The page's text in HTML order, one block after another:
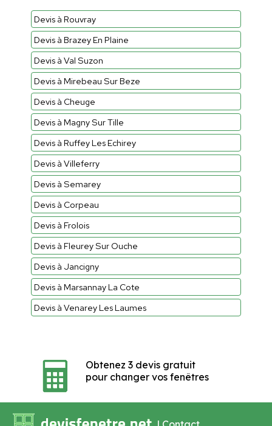
Devis à Rouvray
Devis à Brazey En Plaine
Devis à Val Suzon
Devis à Mirebeau Sur Beze
Devis à Cheuge
Devis à Magny Sur Tille
Devis à Ruffey Les Echirey
Devis à Villeferry
Devis à Semarey
Devis à Corpeau
Devis à Frolois
Devis à Fleurey Sur Ouche
Devis à Jancigny
Devis à Marsannay La Cote
Devis à Venarey Les Laumes
Obtenez 3 devis gratuit
pour changer vos fenêtres